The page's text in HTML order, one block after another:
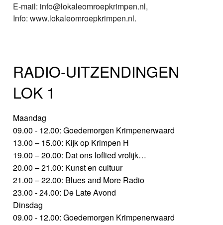
E-mail: info@lokaleomroepkrimpen.nl,
Info: www.lokaleomroepkrimpen.nl.
RADIO-UITZENDINGEN
LOK 1
Maandag
09.00 - 12.00: Goedemorgen Krimpenerwaard
13.00 – 15.00: Kijk op Krimpen H
19.00 – 20.00: Dat ons loflied vrolijk…
20.00 – 21.00: Kunst en cultuur
21.00 – 22.00: Blues and More Radio
23.00 - 24.00: De Late Avond
Dinsdag
09.00 - 12.00: Goedemorgen Krimpenerwaard